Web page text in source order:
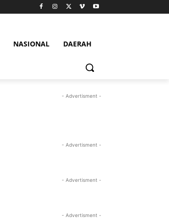
NASIONAL DAERAH
- Advertisment -
- Advertisment -
- Advertisment -
- Advertisment -